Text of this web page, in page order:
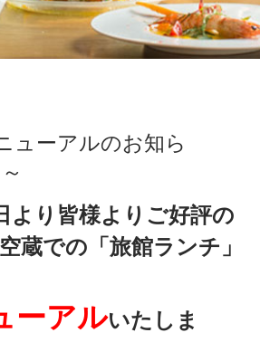
ューアルのお知ら
より皆様よりご好評の
蔵での「旅館ランチ」
ーアルいたしま